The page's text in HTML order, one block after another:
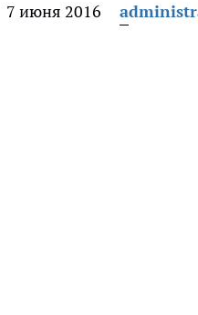
7 июня 2016